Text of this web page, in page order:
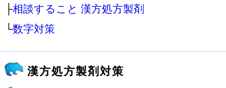
├相談すること 漢方処方製剤
└数字対策
漢方処方製剤対策